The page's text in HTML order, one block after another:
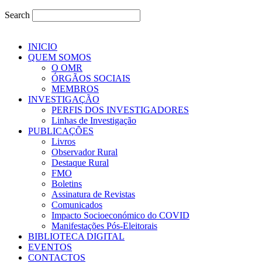
Search
INICIO
QUEM SOMOS
O OMR
ÓRGÃOS SOCIAIS
MEMBROS
INVESTIGAÇÃO
PERFIS DOS INVESTIGADORES
Linhas de Investigação
PUBLICAÇÕES
Livros
Observador Rural
Destaque Rural
FMO
Boletins
Assinatura de Revistas
Comunicados
Impacto Socioeconómico do COVID
Manifestações Pós-Eleitorais
BIBLIOTECA DIGITAL
EVENTOS
CONTACTOS